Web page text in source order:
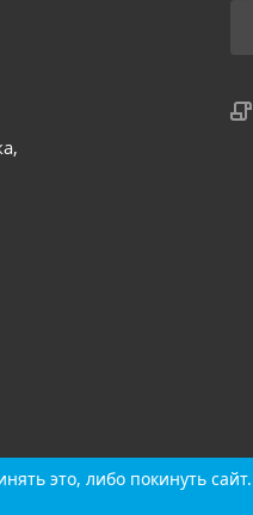
это, либо покинуть сайт.